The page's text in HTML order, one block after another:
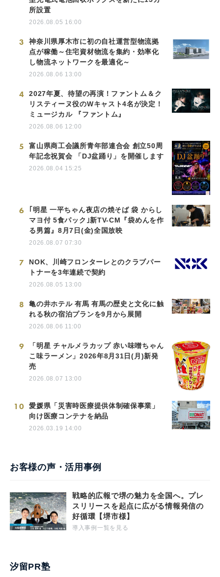
所設置
2026.08.05 16:00
3
神奈川県厚木市に初の自社運営型物流拠
点が稼働～住宅資材物流を集約・効率化
し物流ネットワークを最適化～
2026.08.06 13:00
4
2027年夏、待望の再演！ファントム＆ク
リスティーヌ役のWキャスト4名が決定！
ミュージカル 『ファントム』
2026.08.06 12:00
5
富山県商工会議所青年部連合会 創立50周
年記念祝賀会 「DJ盆踊り」を開催します
2026.08.04 15:25
6
｢明星 一平ちゃん夜店の焼そば 袋 からし
マヨ付 5食パック｣新TV-CM『袋めんを作
る男篇』8月7日(金)全国放映
2026.08.07 07:30
7
NOK、川崎フロンターレとのクラブパー
トナーを3年連続で契約
2026.08.05 13:00
8
亀の井ホテル 有馬 有馬の歴史と文化に触
れる秋の宿泊プランを9月から展開
2026.08.06 11:00
9
「明星 チャルメラカップ 赤い味噌ちゃん
こ味ラーメン」2026年8月31日(月)新発
売
2026.08.07 13:00
10
愛媛県「災害時医療提供体制確保事業」
向け医療コンテナを納品
2026.03.19 14:00
お客様の声・活用事例
戦略的広報で堺の魅力を全国へ。プレ
スリリースを起点に広がる情報発信の
好循環【堺市様】
導入事例一覧を見る
汐留PR塾